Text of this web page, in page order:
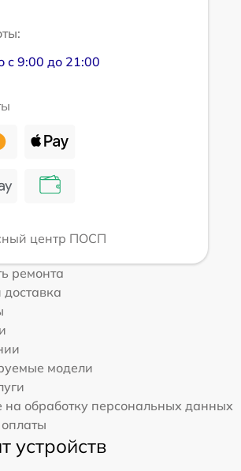
с 9:00 до 21:00
центр ПОСП
ремонта
модели
на обработку персональных данных
устройств